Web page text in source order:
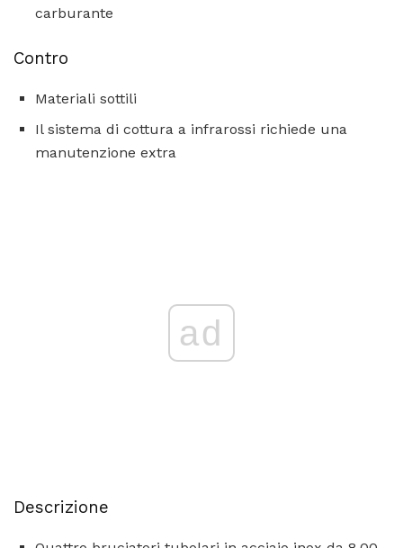
carburante
Contro
Materiali sottili
Il sistema di cottura a infrarossi richiede una
manutenzione extra
ad
Descrizione